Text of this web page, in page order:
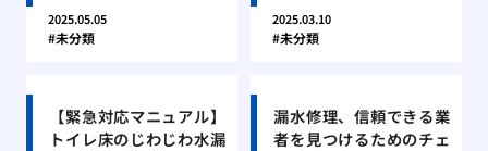
2025.05.05
未分類
2025.03.10
未分類
【緊急対応マニュアル】
トイレ床のじわじわ水漏
漏水修理、信頼できる業
者を見つけるためのチェ